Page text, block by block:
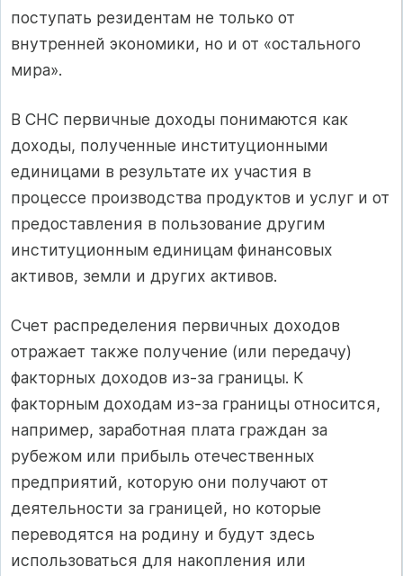
поступать резидентам не только от
внутренней экономики, но и от «остального
мира».
В СНС первичные доходы понимаются как
доходы, полученные институционными
единицами в результате их участия в
процессе производства продуктов и услуг и от
предоставления в пользование другим
институционным единицам финансовых
активов, земли и других активов.
Счет распределения первичных доходов
отражает также получение (или передачу)
факторных доходов из-за границы. К
факторным доходам из-за границы относится,
например, заработная плата граждан за
рубежом или прибыль отечественных
предприятий, которую они получают от
деятельности за границей, но которые
переводятся на родину и будут здесь
использоваться для накопления или